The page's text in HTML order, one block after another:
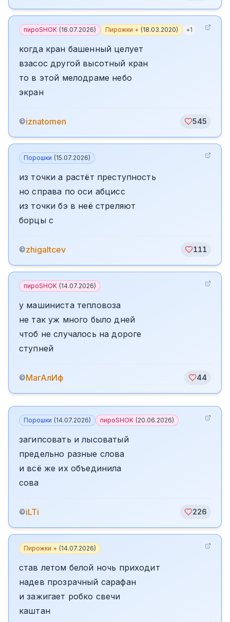
пироSHOK (16.07.2026) Пирожки + (18.03.2020) +1
когда кран башенный целует
взасос другой высотный кран
то в этой мелодраме небо
экран
©iznatomen 545
Порошки (15.07.2026)
из точки а растёт преступность
но справа по оси абцисс
из точки бэ в неё стреляют
борцы с
©zhigaltcev 111
пироSHOK (14.07.2026)
у машиниста тепловоза
не так уж много было дней
чтоб не случалось на дороге
ступней
©МагАлИф 44
Порошки (14.07.2026) пироSHOK (20.06.2026)
загипсовать и лысоватый
предельно разные слова
и всё же их объединила
сова
©iLTi 226
Пирожки + (14.07.2026)
став летом белой ночь приходит
надев прозрачный сарафан
и зажигает робко свечи
каштан